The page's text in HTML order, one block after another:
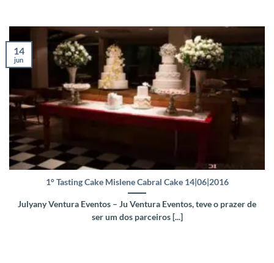
1° Tasting Cake Mislene Cabral Cake 14|06|2016
Julyany Ventura Eventos – Ju Ventura Eventos, teve o prazer de
ser um dos parceiros [...]
14
jun